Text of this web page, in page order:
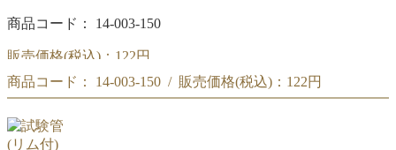
商品コード： 14-003-150
販売価格(税込)： 122円
IWAKI 試験管 27mL (リム付) 18X180mm TEST18NP
商品コード： 14-003-150 / 販売価格(税込)： 122円
IWAKI 試験管 27mL (リム付) 18X180mm TEST18NP